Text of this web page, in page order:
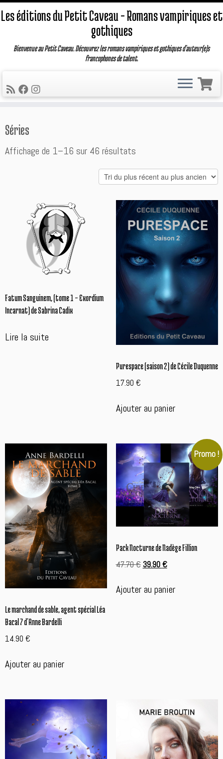
au
contenu
Les éditions du Petit Caveau – Romans vampiriques et
gothiques
Bienvenue au Petit Caveau. Découvrez les romans vampiriques et gothiques d'auteur(e)s
francophones de talent.
Séries
Affichage de 1–16 sur 46 résultats
du
plus
récent
au
plus
ancien
Fatum Sanguinem, (tome 1 – Exordium
Incarnat) de Sabrina Cadix
Lire la suite
Purespace (saison 2) de Cécile Duquenne
17.90 €
Ajouter au panier
Le marchand de sable, agent spécial Léa
Bacal 7 d’Anne Bardelli
14.90 €
Ajouter au panier
Promo !
Pack Nocturne de Nadège Fillion
47.70€ Le
initial
était :
39.90€Le
actuel
Ajouter au panier